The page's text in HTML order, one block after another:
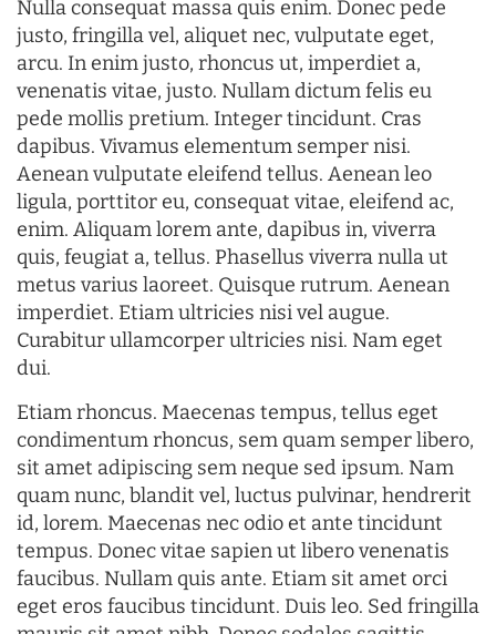
Nulla consequat massa quis enim. Donec pede
justo, fringilla vel, aliquet nec, vulputate eget,
arcu. In enim justo, rhoncus ut, imperdiet a,
venenatis vitae, justo. Nullam dictum felis eu
pede mollis pretium. Integer tincidunt. Cras
dapibus. Vivamus elementum semper nisi.
Aenean vulputate eleifend tellus. Aenean leo
ligula, porttitor eu, consequat vitae, eleifend ac,
enim. Aliquam lorem ante, dapibus in, viverra
quis, feugiat a, tellus. Phasellus viverra nulla ut
metus varius laoreet. Quisque rutrum. Aenean
imperdiet. Etiam ultricies nisi vel augue.
Curabitur ullamcorper ultricies nisi. Nam eget
dui.
Etiam rhoncus. Maecenas tempus, tellus eget
condimentum rhoncus, sem quam semper libero,
sit amet adipiscing sem neque sed ipsum. Nam
quam nunc, blandit vel, luctus pulvinar, hendrerit
id, lorem. Maecenas nec odio et ante tincidunt
tempus. Donec vitae sapien ut libero venenatis
faucibus. Nullam quis ante. Etiam sit amet orci
eget eros faucibus tincidunt. Duis leo. Sed fringilla